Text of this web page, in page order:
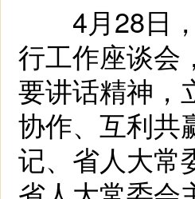
4月28日，
行工作座谈会
要讲话精神，
协作、互利共
记、省人大常